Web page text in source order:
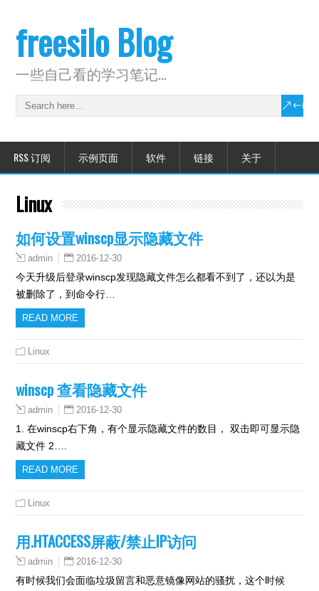
freesilo Blog
一些自己看的学习笔记…
RSS 订阅 示例页面 软件 链接 关于
Linux
如何设置winscp显示隐藏文件
admin 2016-12-30
今天升级后登录winscp发现隐藏文件怎么都看不到了，还以为是
被删除了，到命令行…
READ MORE
Linux
winscp 查看隐藏文件
admin 2016-12-30
1. 在winscp右下角，有个显示隐藏文件的数目， 双击即可显示隐
藏文件 2….
READ MORE
Linux
用.HTACCESS屏蔽/禁止IP访问
admin 2016-12-30
有时候我们会面临垃圾留言和恶意镜像网站的骚扰，这个时候